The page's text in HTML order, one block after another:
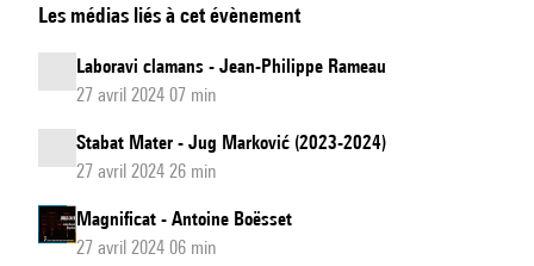
Les médias liés à cet évènement
Laboravi clamans - Jean-Philippe Rameau
27 avril 2024 07 min
Stabat Mater - Jug Marković (2023-2024)
27 avril 2024 26 min
Magnificat - Antoine Boësset
27 avril 2024 06 min